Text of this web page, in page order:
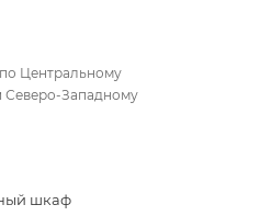
Центральному
Северо-Западному
шкаф